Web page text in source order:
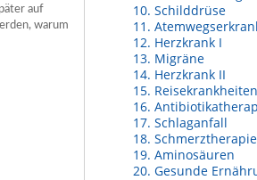
auf
warum
Schilddrüse
Herzkrank I
Migräne
Herzkrank II
Reisekrankheiten
Schlaganfall
Schmerztherapie
Aminosäuren
Gesunde